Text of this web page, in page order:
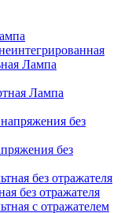
Лампа
Лампа
без
без отражателя